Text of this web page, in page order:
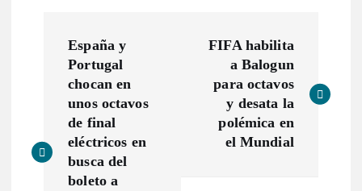
e
España y
Portugal
chocan en
unos octavos
de final
eléctricos en
busca del
boleto a
FIFA habilita
a Balogun
para octavos
y desata la
polémica en
el Mundial